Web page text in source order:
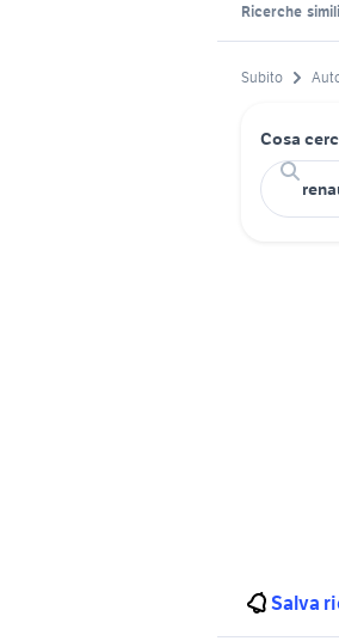
Ricerche simili
Subito
Cosa
Salva